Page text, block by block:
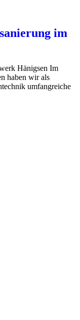
im
Hänigsen Im
haben wir als
umfangreiche